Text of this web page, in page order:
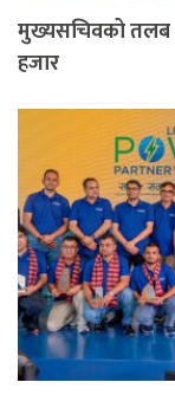
मुख्यसचिवको तलब
हजार